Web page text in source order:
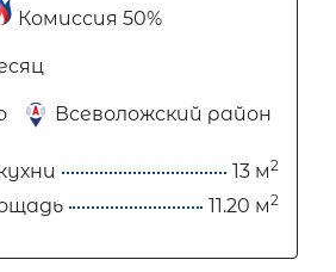
Комиссия 50%
Всеволожский район
13 м2
11.20 м2